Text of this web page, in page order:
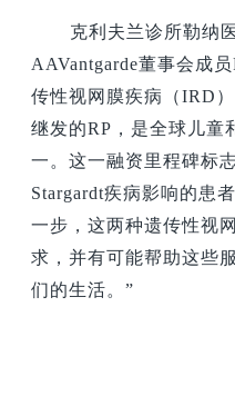
克利夫兰诊所勒纳
AAVantgarde董事会成
传性视网膜疾病（IRD
继发的RP，是全球儿童
一。这一融资里程碑标
Stargardt疾病影响的患
一步，这两种遗传性视
求，并有可能帮助这些
们的生活。”